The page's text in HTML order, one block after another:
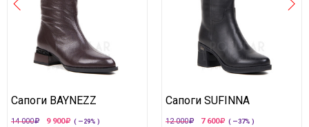
Сапоги BAYNEZZ
14 000 9 900 ( —29% )
Сапоги SUFINNA
12 000 7 600 ( —37% )